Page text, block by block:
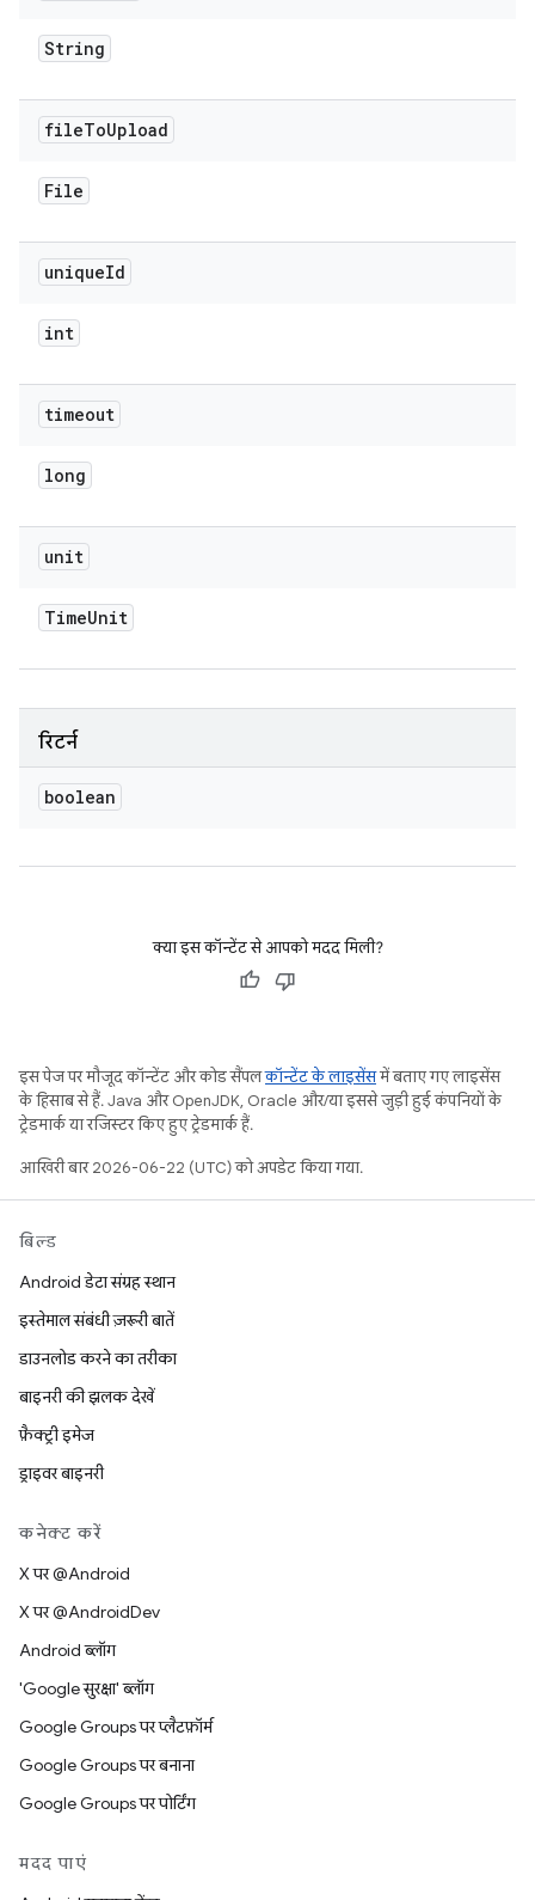
String
fileToUpload
File
uniqueId
int
timeout
long
unit
TimeUnit
रिटर्न
boolean
क्या इस कॉन्टेंट से आपको मदद मिली?
इस पेज पर मौजूद कॉन्टेंट और कोड सैंपलकॉन्टेंट के लाइसेंसमें बताए गए लाइसेंस
के हिसाब से हैं. Java और OpenJDK, Oracle और/या इससे जुड़ी हुई कंपनियों के
ट्रेडमार्क या रजिस्टर किए हुए ट्रेडमार्क हैं.
आखिरी बार 2026-06-22 (UTC) को अपडेट किया गया.
बिल्ड
Android डेटा संग्रह स्थान
इस्तेमाल संबंधी ज़रूरी बातें
डाउनलोड करने का तरीका
बाइनरी की झलक देखें
फ़ैक्ट्री इमेज
ड्राइवर बाइनरी
कनेक्ट करें
X पर @Android
X पर @AndroidDev
Android ब्लॉग
'Google सुरक्षा' ब्लॉग
Google Groups पर प्लैटफ़ॉर्म
Google Groups पर बनाना
Google Groups पर पोर्टिंग
मदद पाएं